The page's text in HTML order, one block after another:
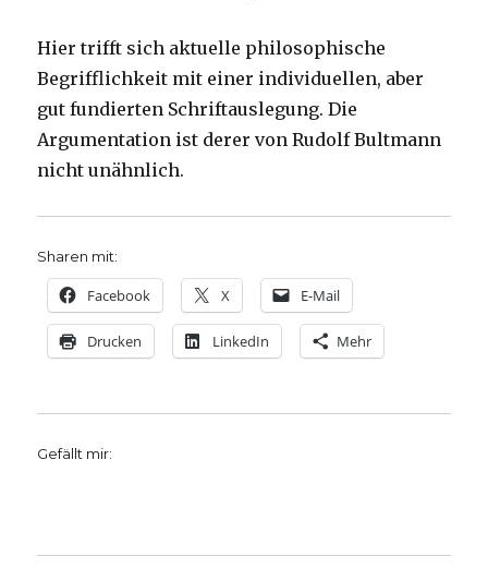
Hier trifft sich aktuelle philosophische
Begrifflichkeit mit einer individuellen, aber
gut fundierten Schriftauslegung. Die
Argumentation ist derer von Rudolf Bultmann
nicht unähnlich.
Sharen mit:
Facebook X E-Mail
Drucken LinkedIn Mehr
Gefällt mir: